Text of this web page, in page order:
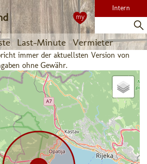
Last-Minute Vermieter
Intern
my
immer der aktuellsten Version von
ohne Gewähr.